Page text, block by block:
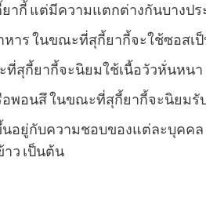
ากี้ แต่มีความแตกต่างกันบางปร
าร ในขณะที่สุกี้ยากี้จะใช้ซอสเ
ที่สุกี้ยากี้จะนิยมใช้เนื้อวัวหั่นหนา
พอนสึ ในขณะที่สุกี้ยากี้จะนิยมรั
อยู่กับความชอบของแต่ละบุคค
ว เป็นต้น